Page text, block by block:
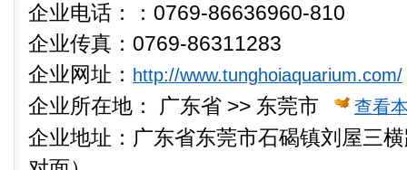
企业电话：：0769-86636960-810
企业传真：0769-86311283
企业网址： http://www.tunghoiaquarium.com/
企业所在地： 广东省 >> 东莞市 查看
企业地址：广东省东莞市石碣镇刘屋三